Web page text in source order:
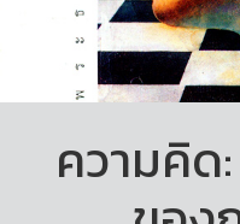
ความคิ